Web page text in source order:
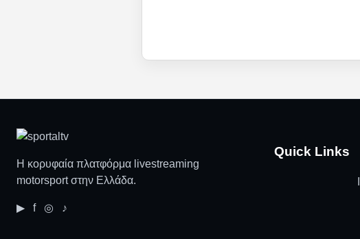
Η κορυφαία πλατφόρμα livestreaming
motorsport στην Ελλάδα.
▶ f ◎ ♪
Quick Links